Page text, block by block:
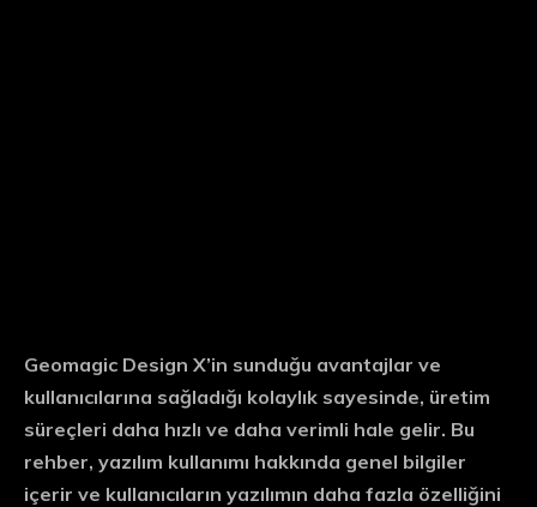
Geomagic Design X’in sunduğu avantajlar ve
kullanıcılarına sağladığı kolaylık sayesinde, üretim
süreçleri daha hızlı ve daha verimli hale gelir. Bu
rehber, yazılım kullanımı hakkında genel bilgiler
içerir ve kullanıcıların yazılımın daha fazla özelliğini